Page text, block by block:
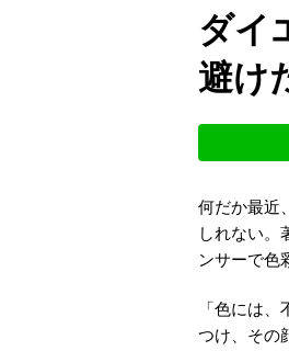
ダイ
避け
何だか最近
しれない。
ンサーで色
「色には
つけ、その